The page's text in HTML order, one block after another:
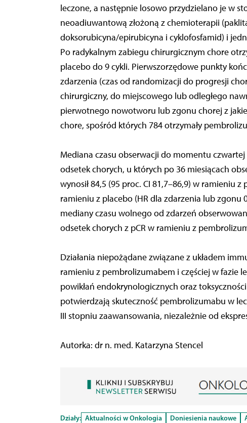
leczone, a następnie losowo przydzielano je w
neoadiuwantową złożoną z chemioterapii
doksorubicyna/epirubicyna i cyklofosfamid) i
Po radykalnym zabiegu chirurgicznym chore
placebo do 9 cykli. Pierwszorzędowe punkty
zdarzenia (czas od randomizacji do progresji
chirurgiczny, do miejscowego lub odległego
pierwotnego nowotworu lub zgonu chorej z
chore, spośród których 784 otrzymały
Mediana czasu obserwacji do momentu czwartej
odsetek chorych, u których po 36 miesiącach
wynosił 84,5 (95 proc. CI 81,7–86,9) w ramieniu
ramieniu z placebo (HR dla zdarzenia lub zgonu
mediany czasu wolnego od zdarzeń
odsetek chorych z pCR w ramieniu z
Działania niepożądane związane z układem
ramieniu z pembrolizumabem i częściej w fazie
powikłań endokrynologicznych oraz
potwierdzają skuteczność pembrolizumabu w
III stopniu zaawansowania, niezależnie od
Autorka: dr n. med. Katarzyna Stencel
Działy: Aktualności w Onkologia Doniesienia naukowe